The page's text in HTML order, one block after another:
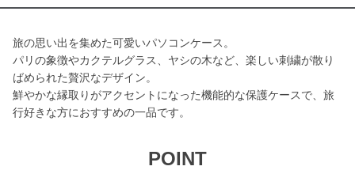
旅の思い出を集めた可愛いパソコンケース。
パリの象徴やカクテルグラス、ヤシの木など、楽しい刺繍が散り
ばめられた贅沢なデザイン。
鮮やかな縁取りがアクセントになった機能的な保護ケースで、旅
行好きな方におすすめの一品です。
POINT